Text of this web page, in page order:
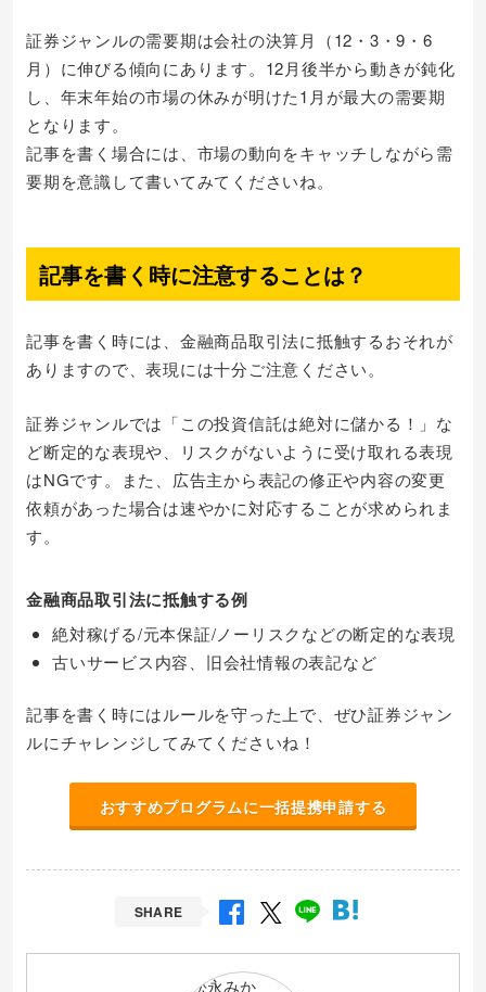
証券ジャンルの需要期は会社の決算月（12・3・9・6
月）に伸びる傾向にあります。12月後半から動きが鈍化
し、年末年始の市場の休みが明けた1月が最大の需要期
となります。
記事を書く場合には、市場の動向をキャッチしながら需
要期を意識して書いてみてくださいね。
記事を書く時に注意することは？
記事を書く時には、金融商品取引法に抵触するおそれが
ありますので、表現には十分ご注意ください。
証券ジャンルでは「この投資信託は絶対に儲かる！」な
ど断定的な表現や、リスクがないように受け取れる表現
はNGです。また、広告主から表記の修正や内容の変更
依頼があった場合は速やかに対応することが求められま
す。
金融商品取引法に抵触する例
絶対稼げる/元本保証/ノーリスクなどの断定的な表現
古いサービス内容、旧会社情報の表記など
記事を書く時にはルールを守った上で、ぜひ証券ジャン
ルにチャレンジしてみてくださいね！
おすすめプログラムに一括提携申請する
SHARE